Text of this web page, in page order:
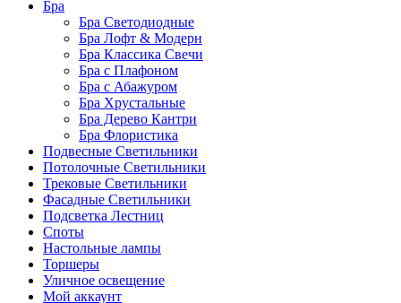
Бра
Бра Светодиодные
Бра Лофт & Модерн
Бра Классика Свечи
Бра с Плафоном
Бра с Абажуром
Бра Хрустальные
Бра Дерево Кантри
Бра Флористика
Подвесные Светильники
Потолочные Светильники
Трековые Светильники
Фасадные Светильники
Подсветка Лестниц
Споты
Настольные лампы
Торшеры
Уличное освещение
Мой аккаунт